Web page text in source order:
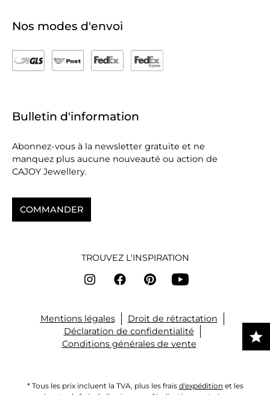
Nos modes d'envoi
Bulletin d'information
Abonnez-vous à la newsletter gratuite et ne
manquez plus aucune nouveauté ou action de
CAJOY Jewellery.
COMMANDER
TROUVEZ L'INSPIRATION
Mentions légales
Droit de rétractation
Déclaration de confidentialité
Conditions générales de vente
* Tous les prix incluent la TVA, plus les frais d'expédition et les